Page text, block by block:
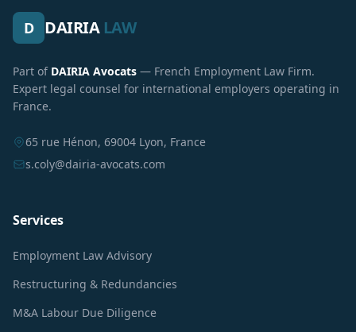
D DAIRIA LAW
Part of DAIRIA Avocats — French Employment Law Firm.
Expert legal counsel for international employers operating in
France.
65 rue Hénon, 69004 Lyon, France
s.coly@dairia-avocats.com
Services
Employment Law Advisory
Restructuring & Redundancies
M&A Labour Due Diligence